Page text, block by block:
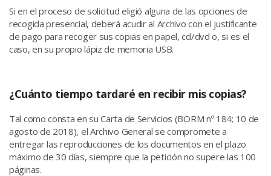
Si en el proceso de solicitud eligió alguna de las opciones de
recogida presencial, deberá acudir al Archivo con el justificante
de pago para recoger sus copias en papel, cd/dvd o, si es el
caso, en su propio lápiz de memoria USB.
¿Cuánto tiempo tardaré en recibir mis copias?
Tal como consta en su Carta de Servicios (BORM nº 184; 10 de
agosto de 2018), el Archivo General se compromete a
entregar las reproducciones de los documentos en el plazo
máximo de 30 días, siempre que la petición no supere las 100
páginas.